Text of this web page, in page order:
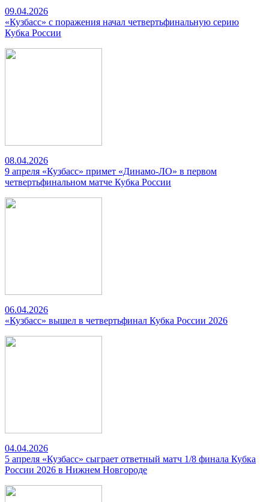
09.04.2026
«Кузбасс» с поражения начал четвертьфинальную серию
Кубка России
08.04.2026
9 апреля «Кузбасс» примет «Динамо-ЛО» в первом
четвертьфинальном матче Кубка России
06.04.2026
«Кузбасс» вышел в четвертьфинал Кубка России 2026
04.04.2026
5 апреля «Кузбасс» сыграет ответный матч 1/8 финала Кубка
России 2026 в Нижнем Новгороде